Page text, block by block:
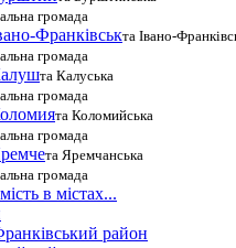
громада
Франківськта Івано-
громада
та Калуська
громада
та Коломийська
громада
та Яремчанська
громада
в містах...
район